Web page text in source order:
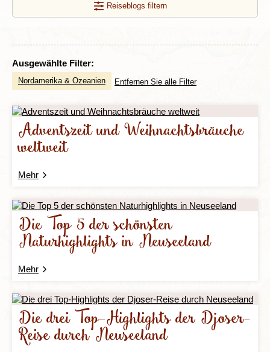
Reiseblogs filtern
Ausgewählte Filter:
Nordamerika & Ozeanien Entfernen Sie alle Filter
Adventszeit und Weihnachtsbräuche
weltweit
Mehr
Die Top 5 der schönsten
Naturhighlights in Neuseeland
Mehr
Die drei Top-Highlights der Djoser-
Reise durch Neuseeland